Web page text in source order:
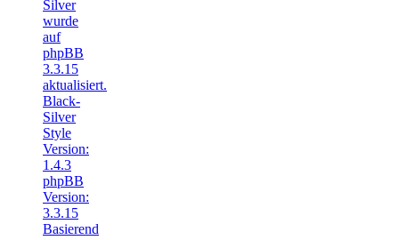
Silver
wurde
auf
phpBB
3.3.15
aktualisiert.
Black-
Silver
Style
Version:
1.4.3
phpBB
Version:
3.3.15
Basierend